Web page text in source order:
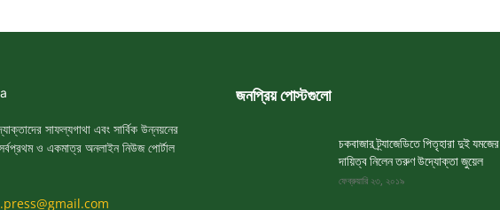
সাফল্যগাথা এবং সার্বিক উন্নয়নের
সর্বপ্রথম ও একমাত্র অনলাইন নিউজ পোর্টাল
জনপ্রিয় পোস্টগুলো
চকবাজার ট্র্যাজেডিতে পিতৃহারা দুই যমজের
দায়িত্ব নিলেন তরুণ উদ্যোক্তা জুয়েল
ফেব্রুয়ারি ২৩, ২০১৯